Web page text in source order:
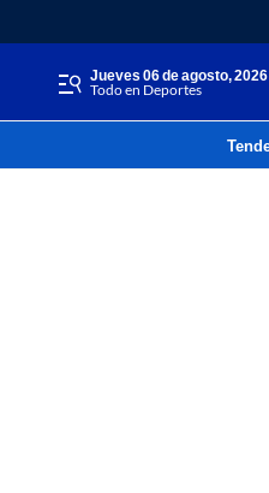
jueves 06 de agosto, 2026
Todo en Deportes